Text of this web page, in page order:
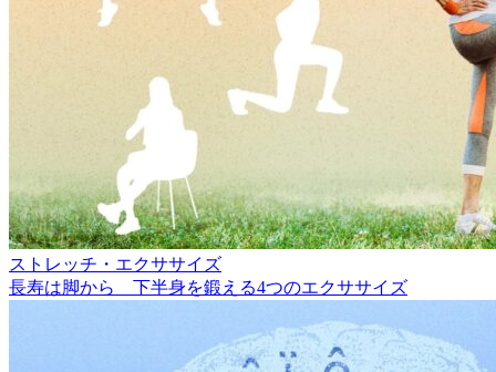
ストレッチ・エクササイズ
長寿は脚から 下半身を鍛える4つのエクササイズ